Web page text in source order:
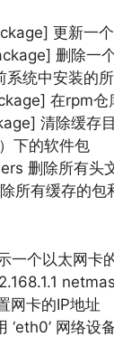
更新一
删除一
统中安装的
在rpm仓
清除缓存
下的软件包
删除所有头
所有缓存的包
个以太网卡
网卡的IP地址
网络设